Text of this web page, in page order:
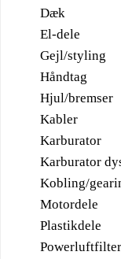
Dæk
El-dele
Gejl/styling
Håndtag
Hjul/bremser
Kabler
Karburator
Karburator
Kobling/
Motordele
Plastikdele
Powerluftfilter